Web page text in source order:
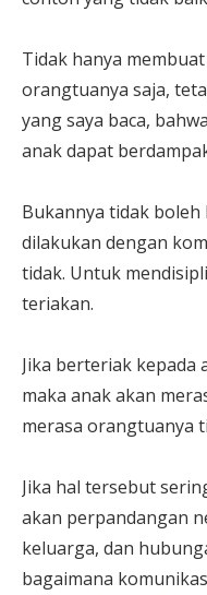
Tidak hanya
orangtuanya saja,
yang saya baca,
anak dapat
Bukannya tidak
dilakukan dengan
tidak. Untuk
teriakan.
Jika berteriak kepada
maka anak akan
merasa orangtuanya
Jika hal tersebut
akan perpandangan
keluarga, dan
bagaimana